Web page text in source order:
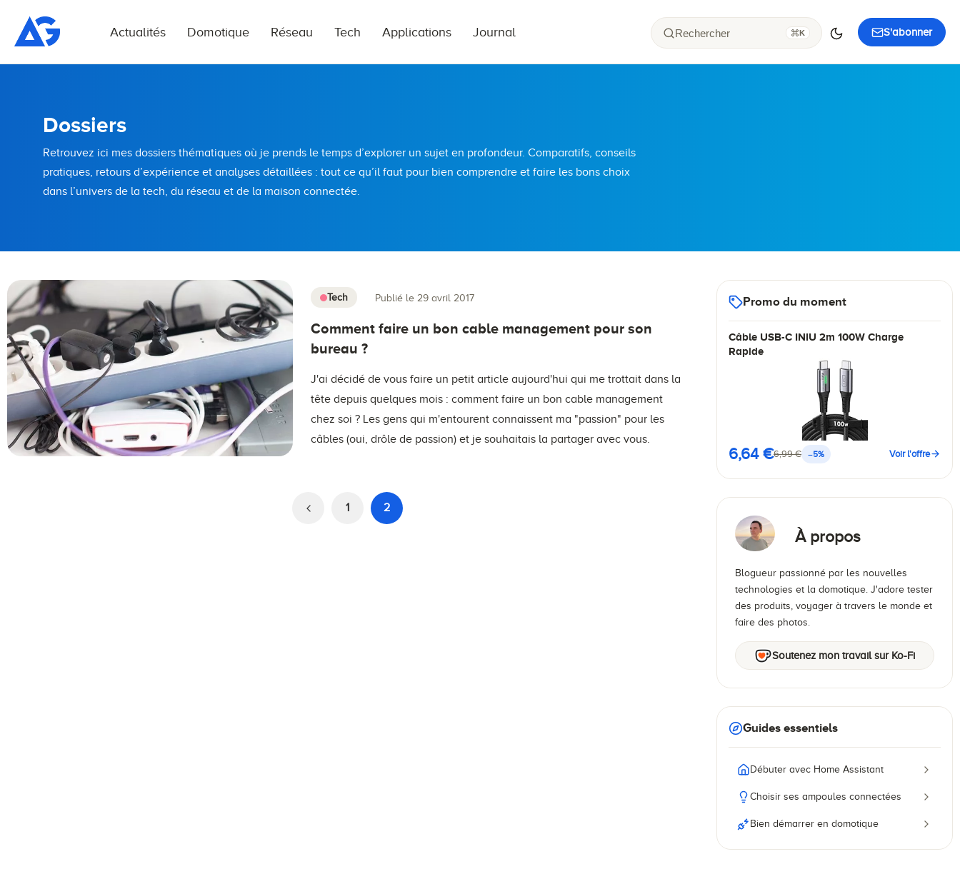
S'abonner
Rechercher K
Actualités Domotique Réseau Tech Applications Journal
Dossiers
Retrouvez ici mes dossiers thématiques où je prends le temps d’explorer un sujet en profondeur. Comparatifs, conseils
pratiques, retours d’expérience et analyses détaillées : tout ce qu’il faut pour bien comprendre et faire les bons choix
dans l’univers de la tech, du réseau et de la maison connectée.
Tech Publié le 29 avril 2017
Comment faire un bon cable management pour son
bureau ?
J'ai décidé de vous faire un petit article aujourd'hui qui me trottait dans la
tête depuis quelques mois : comment faire un bon cable management
chez soi ? Les gens qui m'entourent connaissent ma "passion" pour les
câbles (oui, drôle de passion) et je souhaitais la partager avec vous.
1 2
Promo du moment
Câble USB-C INIU 2m 100W Charge
Rapide
6,64 €6,99 € −5% Voir l'offre
À propos
Blogueur passionné par les nouvelles
technologies et la domotique. J'adore tester
des produits, voyager à travers le monde et
faire des photos.
Soutenez mon travail sur Ko-Fi
Guides essentiels
Débuter avec Home Assistant
Choisir ses ampoules connectées
Bien démarrer en domotique